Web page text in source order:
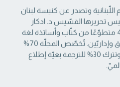
اللّبنانية وتصدر عن كنيسة لبنان
تحريرها القسّيس د. ادكار
طرابلسي، ويُعاونه فريق من 40 متطوّعًا من كتّاب وأساتذة لغة
‏وإخراج ومصوّرين وفريق تسويق وإداريّين. تُخصّص المجلّة 70%
من مقالاتها للكتّاب الوطنيّين ‏وتترك 30% للترجمة بغيّة إطلاع